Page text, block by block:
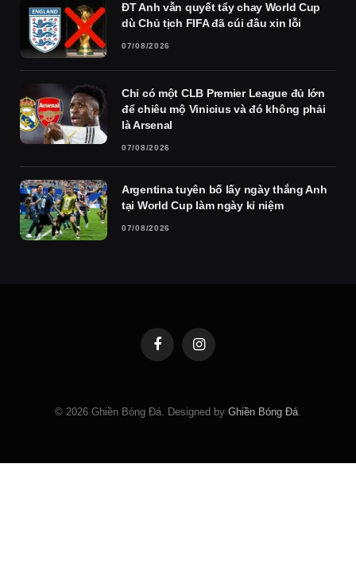
ĐT Anh vẫn quyết tẩy chay World Cup
dù Chủ tịch FIFA đã cúi đầu xin lỗi
07/08/2026
Chỉ có một CLB Premier League đủ lớn
để chiêu mộ Vinicius và đó không phải
là Arsenal
07/08/2026
Argentina tuyên bố lấy ngày thắng Anh
tại World Cup làm ngày kỉ niệm
07/08/2026
FacebookInstagram
© 2026 Ghiền Bóng Đá. Designed by Ghiền Bóng Đá.